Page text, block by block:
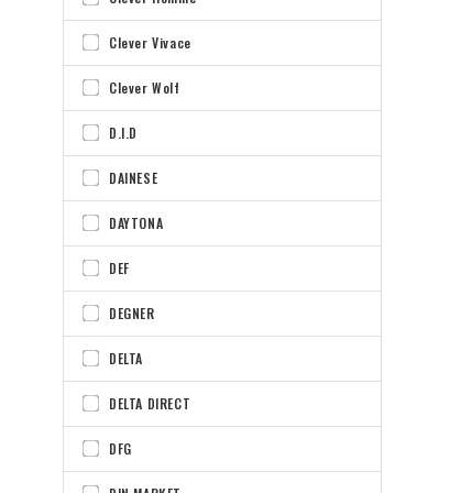
Clever Vivace
Clever Wolf
D.I.D
DAINESE
DAYTONA
DEF
DEGNER
DELTA
DELTA DIRECT
DFG